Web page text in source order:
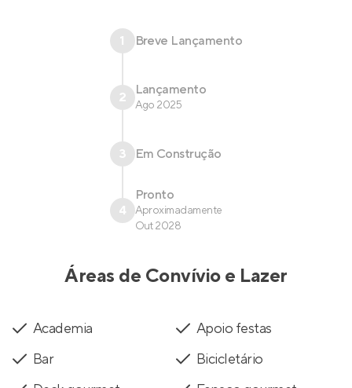
1 Breve Lançamento
2 Lançamento
Ago 2025
3 Em Construção
4
Pronto
Aproximadamente
Out 2028
Áreas de Convívio e Lazer
Academia
Apoio festas
Bar
Bicicletário